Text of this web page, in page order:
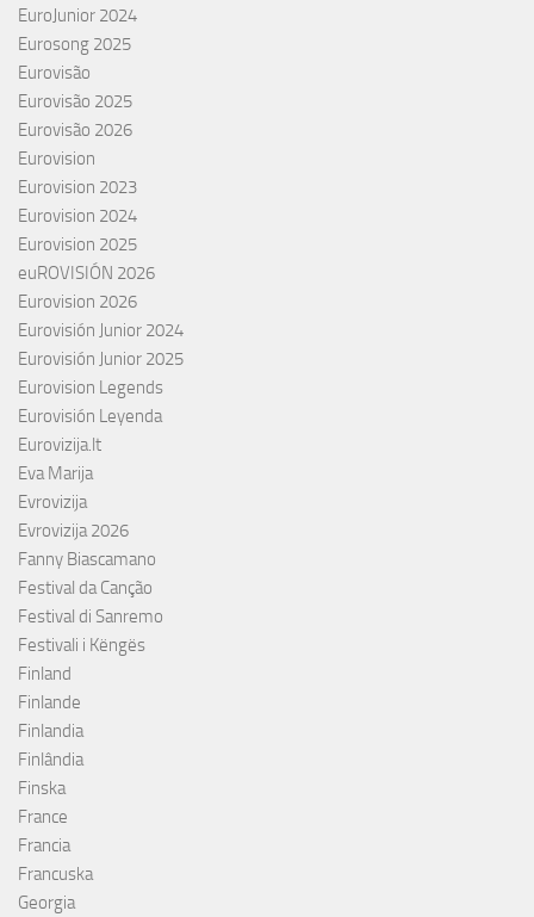
EuroJunior 2024
Eurosong 2025
Eurovisão
Eurovisão 2025
Eurovisão 2026
Eurovision
Eurovision 2023
Eurovision 2024
Eurovision 2025
euROVISIÓN 2026
Eurovision 2026
Eurovisión Junior 2024
Eurovisión Junior 2025
Eurovision Legends
Eurovisión Leyenda
Eurovizija.lt
Eva Marija
Evrovizija
Evrovizija 2026
Fanny Biascamano
Festival da Canção
Festival di Sanremo
Festivali i Këngës
Finland
Finlande
Finlandia
Finlândia
Finska
France
Francia
Francuska
Georgia